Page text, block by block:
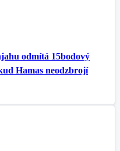
odmítá 15bodový
Hamas neodzbrojí